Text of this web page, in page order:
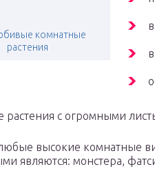
комнатные
растения
растения с огромными
высокие комнатные
являются: монстера,